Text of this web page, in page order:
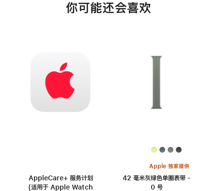
你可能还会喜欢
AppleCare+ 服务计划
(适用于 Apple Watch
Apple 独家提供
42 毫米灰绿色单圈表带 -
0 号